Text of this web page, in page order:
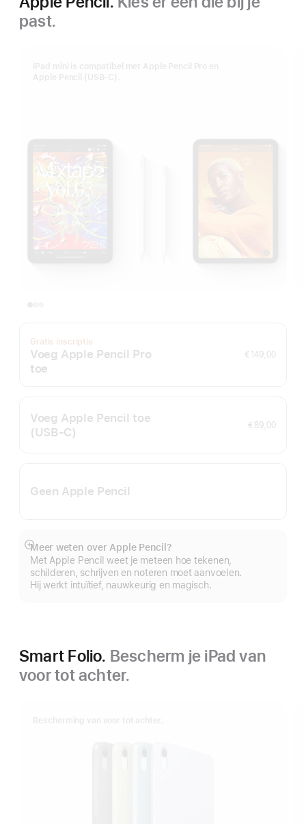
past.
Gratis inscriptie
Voeg Apple Pencil Pro
toe
€ 149,00
Voeg Apple Pencil toe
(USB‑C)
€ 89,00
Geen Apple Pencil
Meer weten over Apple Pencil?
Met Apple Pencil weet je meteen hoe tekenen,
schilderen, schrijven en noteren moet aanvoelen.
Hij werkt intuïtief, nauwkeurig en magisch.
Meer
Smart Folio. Bescherm je iPad van
voor tot achter.